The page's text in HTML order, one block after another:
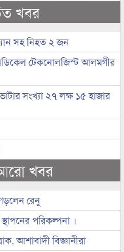
খবর
সহ নিহত ২ জন
টেকনোলজিস্ট আলমগীর
সংখ্যা ২৭ লক্ষ ১৫ হাজার
খবর
রেনু
স্থাপনের পরিকল্পনা ।
আশাবাদী বিজ্ঞানীরা